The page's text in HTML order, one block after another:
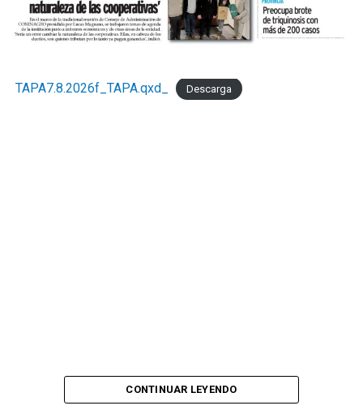
TAPA7.8.2026f_TAPA.qxd_ Descarga
CONTINUAR LEYENDO